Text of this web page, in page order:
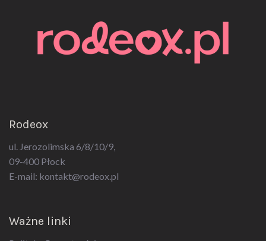
Rodeox
ul. Jerozolimska 6/8/10/9,
09-400 Płock
E-mail: kontakt@rodeox.pl
Ważne linki